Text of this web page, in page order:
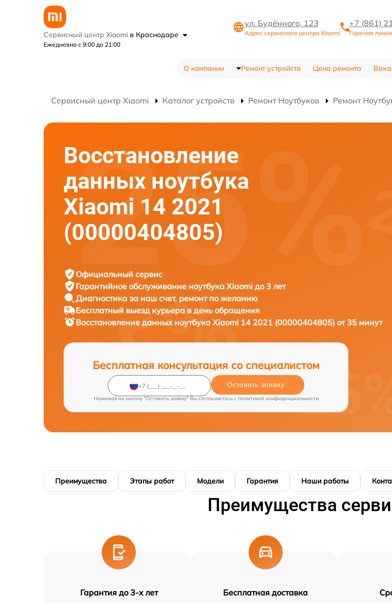
Сервисный центр Xiaomi в Краснодаре
Ежедневно с 9:00 до 21:00
ул. Будённого, 123
Адрес сервисного центра Xiaomi
+7 (861)
Горячая линия
О компании Ремонт устройств Цена ремонта
Сервисный центр Xiaomi Каталог устройств Ремонт Ноутбуков Ремонт
Восстановление
данных ноутбука
Xiaomi 14 2021
(00000404805)
Официальный сервис
Гарантийное обслуживание ноутбука Xiaomi до 3 лет
Диагностика за наш счет, ремонт по желанию
Бесплатный выезд курьера в день обращения
Восстановление данных ноутбука Xiaomi 14 2021 (00000404805) от 35 минут
Бесплатная консультация со специалистом
Оставить заявку
Нажимая на кнопку "Оставить заявку" Вы соглашаетесь c политикой конфиденциальности
Преимущества Этапы работ Модели Гарантия Наши работы
Преимущества
Гарантия до 3-х лет Бесплатная доставка